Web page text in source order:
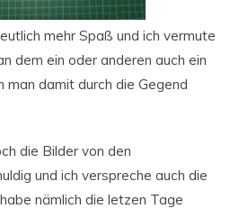
mehr Spaß und ich vermute
dem ein oder anderen auch ein
man damit durch die Gegend
die Bilder von den
und ich verspreche auch die
nämlich die letzen Tage